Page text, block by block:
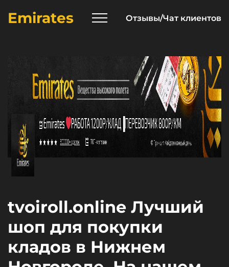
Emirates Отзывы/Чат клиентов
tvoiroll.online Лучший
шоп для покупки
кладов в Нижнем